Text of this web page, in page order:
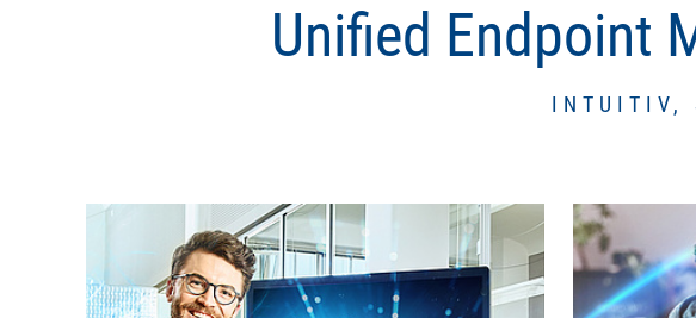
Unified Endpoint
INTUITIV,